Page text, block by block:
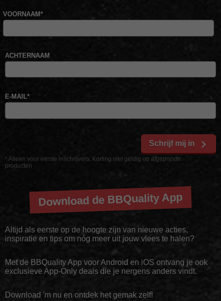
* Alleen voor eerste inschrijvers. Korting niet geldig op afgeprijsde
producten
VOORNAAM*
ACHTERNAAM
E-MAIL*
Schrijf mij in
Download de BBQuality App
Altijd als eerste op de hoogte zijn van nieuwe acties,
inspiratie en tips om nóg meer uit jouw vlees te halen?
Met de BBQuality App voor Android en iOS ontvang je ook
exclusieve App-Only deals die je nergens anders vindt.
Download 'm nu en ontdek het gemak zelf!